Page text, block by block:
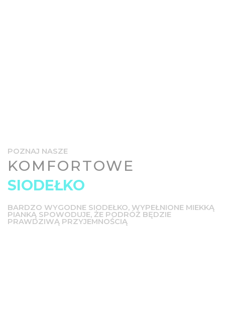
POZNAJ NASZE
KOMFORTOWE
SIODEŁKO
BARDZO WYGODNE SIODEŁKO, WYPEŁNIONE MIEKKĄ
PIANKĄ SPOWODUJE, ŻE PODRÓŻ BĘDZIE
PRAWDZIWĄ PRZYJEMNOŚCIĄ